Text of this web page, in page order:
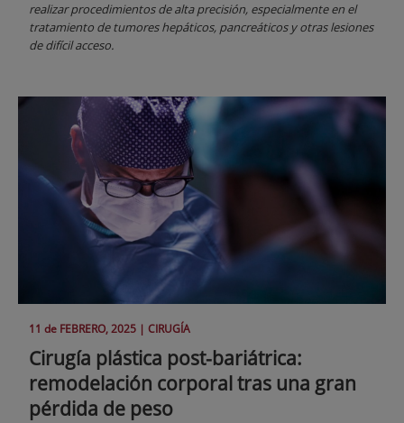
realizar procedimientos de alta precisión, especialmente en el
tratamiento de tumores hepáticos, pancreáticos y otras lesiones
de difícil acceso.
11 de FEBRERO, 2025 | CIRUGÍA
Cirugía plástica post-bariátrica:
remodelación corporal tras una gran
pérdida de peso